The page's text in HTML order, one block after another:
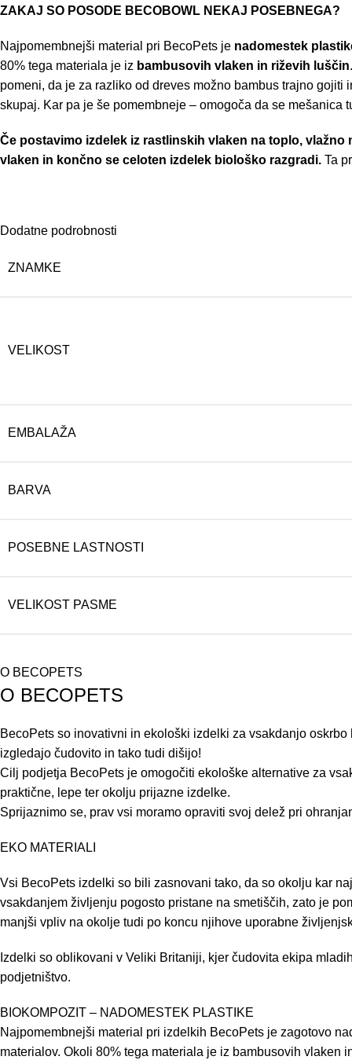
ZAKAJ SO POSODE BECOBOWL NEKAJ POSEBNEGA?
Najpomembnejši material pri BecoPets je nadomestek
80% tega materiala je iz bambusovih vlaken in riževih luščin
pomeni, da je za razliko od dreves možno bambus trajno
skupaj. Kar pa je še pomembneje – omogoča da se mešanica
Če postavimo izdelek iz rastlinskih vlaken na toplo,
vlaken in končno se celoten izdelek biološko razgradi. Ta
Dodatne podrobnosti
ZNAMKE
VELIKOST
EMBALAŽA
BARVA
POSEBNE LASTNOSTI
VELIKOST PASME
O BECOPETS
O BECOPETS
BecoPets so inovativni in ekološki izdelki za vsakdanjo
izgledajo čudovito in tako tudi dišijo!
Cilj podjetja BecoPets je omogočiti ekološke alternative za
praktične, lepe ter okolju prijazne izdelke.
Sprijaznimo se, prav vsi moramo opraviti svoj delež pri
EKO MATERIALI
Vsi BecoPets izdelki so bili zasnovani tako, da so okolju kar
vsakdanjem življenju pogosto pristane na smetiščih, zato je
manjši vpliv na okolje tudi po koncu njihove uporabne
Izdelki so oblikovani v Veliki Britaniji, kjer čudovita ekipa
podjetništvo.
BIOKOMPOZIT – NADOMESTEK PLASTIKE
Najpomembnejši material pri izdelkih BecoPets je zagotovo
materialov. Okoli 80% tega materiala je iz bambusovih vlaken